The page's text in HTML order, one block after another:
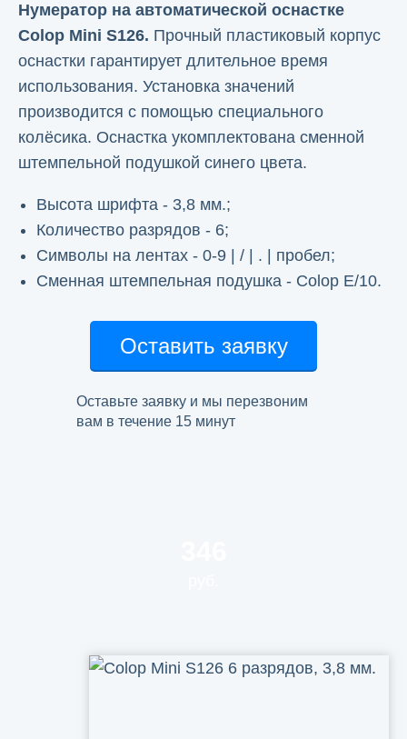
Нумератор на автоматической оснастке
Colop Mini S126. Прочный пластиковый корпус
оснастки гарантирует длительное время
использования. Установка значений
производится с помощью специального
колёсика. Оснастка укомплектована сменной
штемпельной подушкой синего цвета.
Высота шрифта - 3,8 мм.;
Количество разрядов - 6;
Символы на лентах - 0-9 | / | . | пробел;
Сменная штемпельная подушка - Colop E/10.
Оставить заявку
Оставьте заявку и мы перезвоним
вам в течение 15 минут